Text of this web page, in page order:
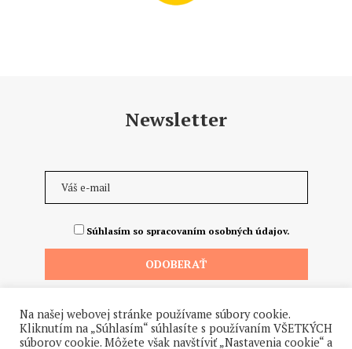
Newsletter
Súhlasím so spracovaním osobných údajov.
Na našej webovej stránke používame súbory cookie.
Kliknutím na „Súhlasím“ súhlasíte s používaním VŠETKÝCH
súborov cookie. Môžete však navštíviť „Nastavenia cookie“ a